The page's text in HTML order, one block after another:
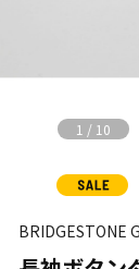
1 / 10
BRIDGESTONE